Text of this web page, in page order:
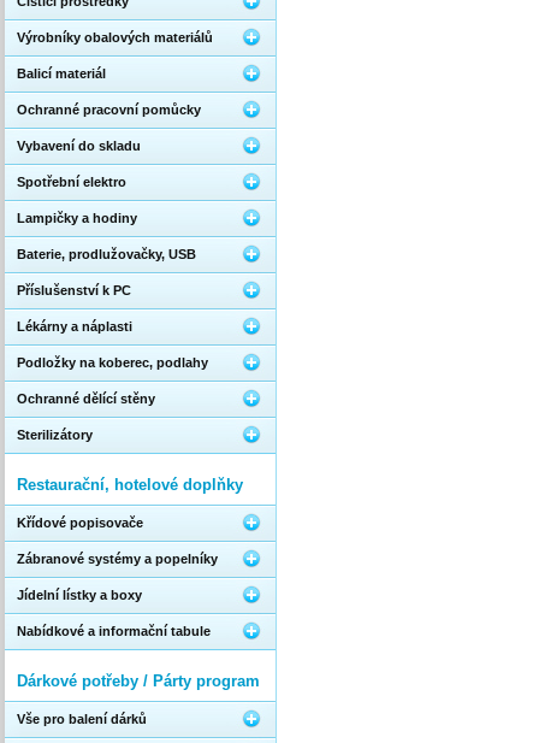
Výrobníky obalových materiálů
Balicí materiál
Ochranné pracovní pomůcky
Vybavení do skladu
Spotřební elektro
Lampičky a hodiny
Baterie, prodlužovačky, USB
Příslušenství k PC
Lékárny a náplasti
Podložky na koberec, podlahy
Ochranné dělící stěny
Sterilizátory
Restaurační, hotelové doplňky
Křídové popisovače
Zábranové systémy a popelníky
Jídelní lístky a boxy
Nabídkové a informační tabule
Dárkové potřeby / Párty program
Vše pro balení dárků